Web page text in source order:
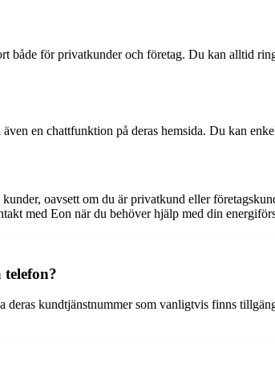
både för privatkunder och företag. Du kan alltid
en chattfunktion på deras hemsida. Du kan
oavsett om du är privatkund eller
med Eon när du behöver hjälp med din
deras kundtjänstnummer som vanligtvis finns